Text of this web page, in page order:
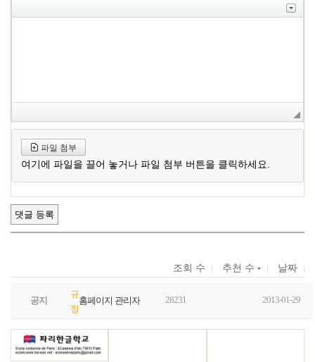
파일 첨부
여기에 파일을 끌어 놓거나 파일 첨부 버튼을 클릭하세요.
조회 수 추천 수 날짜
공지
규
정
홈페이지 관리자 28231 2013-01-29